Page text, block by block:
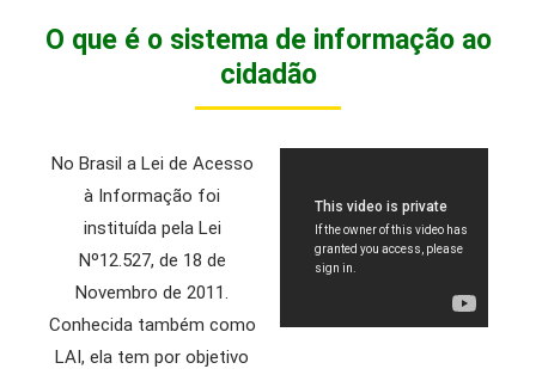
O que é o sistema de informação ao
cidadão
No Brasil a Lei de Acesso
à Informação foi
instituída pela Lei
Nº12.527, de 18 de
Novembro de 2011.
Conhecida também como
LAI, ela tem por objetivo